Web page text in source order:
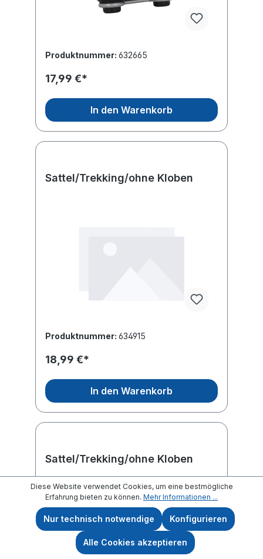
Produktnummer: 632665
17,99 €*
In den Warenkorb
Sattel/Trekking/ohne Kloben
Produktnummer: 634915
18,99 €*
In den Warenkorb
Sattel/Trekking/ohne Kloben
Diese Website verwendet Cookies, um eine bestmögliche
Erfahrung bieten zu können. Mehr Informationen ...
Nur technisch notwendige Konfigurieren
Alle Cookies akzeptieren